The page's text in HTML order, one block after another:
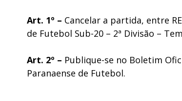
Art. 1º – Cancelar a partida, entre
de Futebol Sub-20 – 2ª Divisão –
Art. 2º – Publique-se no Boletim
Paranaense de Futebol.